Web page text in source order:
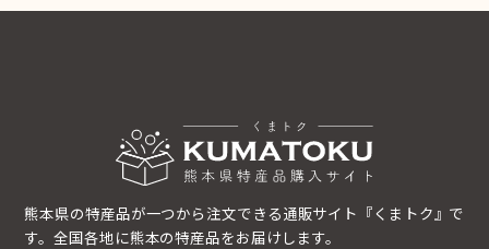
熊本県の特産品が一つから注文できる通販サイト『くまトク』で
す。全国各地に熊本の特産品をお届けします。